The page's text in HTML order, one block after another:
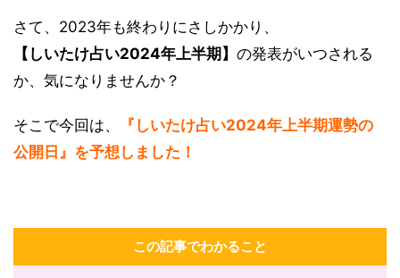
さて、2023年も終わりにさしかかり、
【しいたけ占い2024年上半期】 の発表がいつされる
か、気になりませんか？
そこで今回は、
『しいたけ占い2024年上半期運勢の
公開日』を予想しました！
この記事でわかること